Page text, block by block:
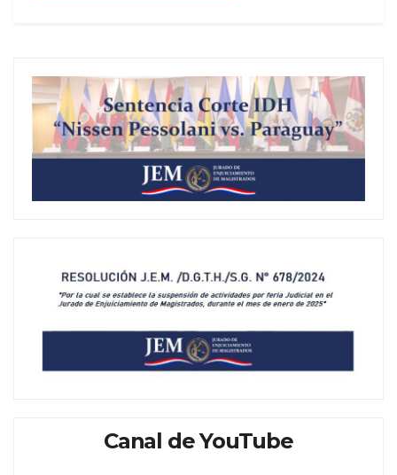
Canal de YouTube